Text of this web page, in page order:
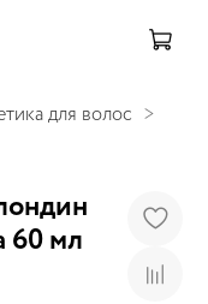
для волос
60 мл